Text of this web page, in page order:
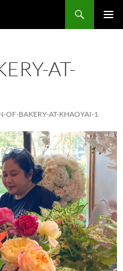
AT-
OF-BAKERY-AT-KHAOYAI-1